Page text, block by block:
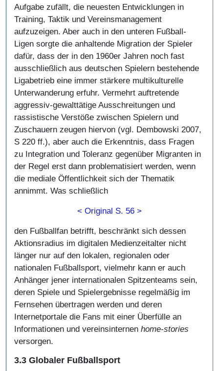
Aufgabe zufällt, die neuesten Entwicklungen in
Training, Taktik und Vereinsmanagement
aufzuzeigen. Aber auch in den unteren Fußball-
Ligen sorgte die anhaltende Migration der Spieler
dafür, dass der in den 1960er Jahren noch fast
ausschließlich aus deutschen Spielern bestehende
Ligabetrieb eine immer stärkere multikulturelle
Unterwanderung erfuhr. Vermehrt auftretende
aggressiv-gewalttätige Ausschreitungen und
rassistische Verstöße zwischen Spielern und
Zuschauern zeugen hiervon (vgl. Dembowski 2007,
S 220 ff.), aber auch die Erkenntnis, dass Fragen
zu Integration und Toleranz gegenüber Migranten in
der Regel erst dann problematisiert werden, wenn
die mediale Öffentlichkeit sich der Thematik
annimmt. Was schließlich
< Original S. 56 >
den Fußballfan betrifft, beschränkt sich dessen
Aktionsradius im digitalen Medienzeitalter nicht
länger nur auf den lokalen, regionalen oder
nationalen Fußballsport, vielmehr kann er auch
Anhänger jener internationalen Spitzenteams sein,
deren Spiele und Spielergebnisse regelmäßig im
Fernsehen übertragen werden und deren
Internetportale die Fans mit einer Überfülle an
Informationen und vereinsinternen home-stories
versorgen.
3.3 Globaler Fußballsport